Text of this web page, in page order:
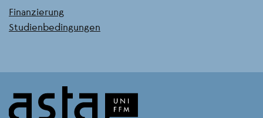
Finanzierung
Studienbedingungen